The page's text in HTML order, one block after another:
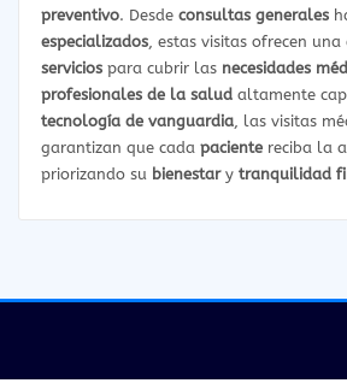
preventivo. Desde consultas generales
especializados, estas visitas ofrecen
serviciospara cubrir las necesidades
profesionales de la saludaltamente
tecnología de vanguardia, las visitas
garantizan que cada pacientereciba la
priorizando su bienestary tranquilidad